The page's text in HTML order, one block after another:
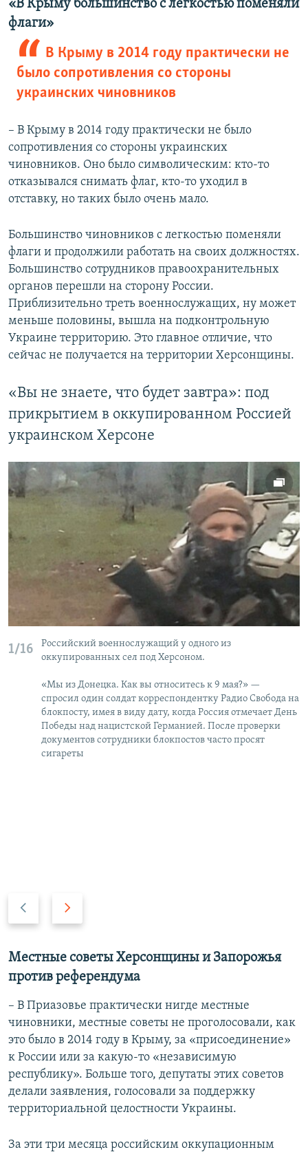
ы
д
щ
а
й
д
щ
и
а
й
д
«В Крыму большинство с легкостью поменяли
флаги»
В Крыму в 2014 году практически не
было сопротивления со стороны
украинских чиновников
– В Крыму в 2014 году практически не было
сопротивления со стороны украинских
чиновников. Оно было символическим: кто-то
отказывался снимать флаг, кто-то уходил в
отставку, но таких было очень мало.
Большинство чиновников с легкостью поменяли
флаги и продолжили работать на своих должностях.
Большинство сотрудников правоохранительных
органов перешли на сторону России.
Приблизительно треть военнослужащих, ну может
меньше половины, вышла на подконтрольную
Украине территорию. Это главное отличие, что
сейчас не получается на территории Херсонщины.
«Вы не знаете, что будет завтра»: под
прикрытием в оккупированном Россией
украинском Херсоне
1/16
Российский военнослужащий у одного из
оккупированных сел под Херсоном.
«Мы из Донецка. Как вы относитесь к 9 мая?» —
спросил один солдат корреспондентку Радио Свобода на
блокпосту, имея в виду дату, когда Россия отмечает День
Победы над нацистской Германией. После проверки
документов сотрудники блокпостов часто просят
сигареты
д
у
щ
и
й
с
л
а
д
д
ю
щ
и
й
с
л
а
й
Местные советы Херсонщины и Запорожья
против референдума
– В Приазовье практически нигде местные
чиновники, местные советы не проголосовали, как
это было в 2014 году в Крыму, за «присоединение»
к России или за какую-то «независимую
республику». Больше того, депутаты этих советов
делали заявления, голосовали за поддержку
территориальной целостности Украины.
За эти три месяца российским оккупационным